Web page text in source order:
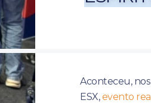
Aconteceu, nos
ESX,evento